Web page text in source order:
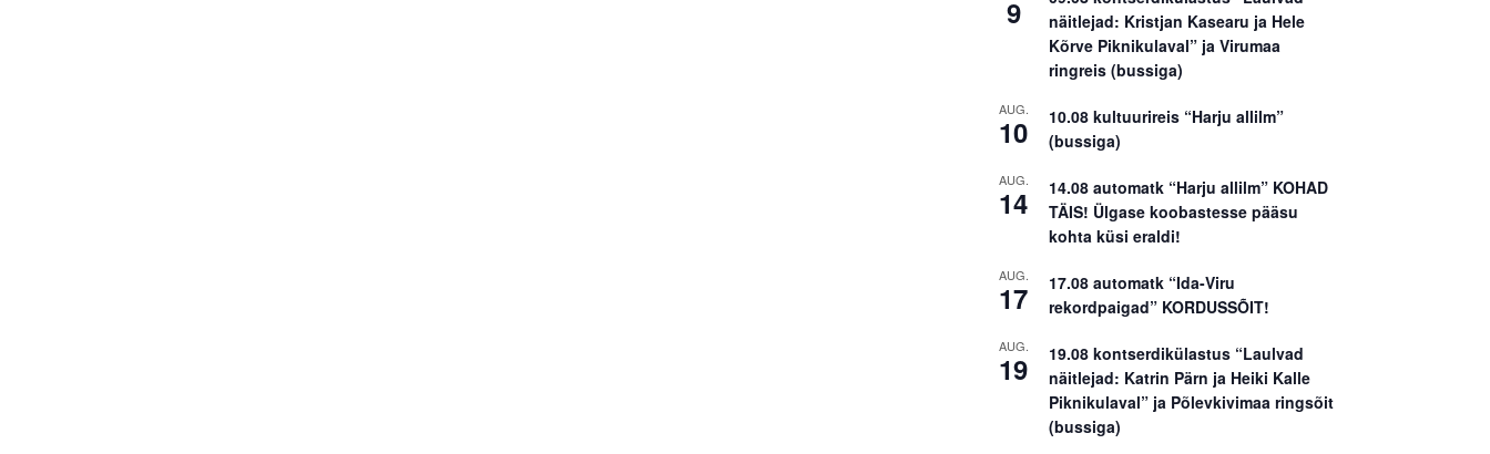
9
näitlejad: Kristjan Kasearu ja Hele
Kõrve Piknikulaval” ja Virumaa
ringreis (bussiga)
AUG.
10
10.08 kultuurireis “Harju allilm”
(bussiga)
AUG.
14
14.08 automatk “Harju allilm” KOHAD
TÄIS! Ülgase koobastesse pääsu
kohta küsi eraldi!
AUG.
17
17.08 automatk “Ida-Viru
rekordpaigad” KORDUSSÕIT!
AUG.
19
19.08 kontserdikülastus “Laulvad
näitlejad: Katrin Pärn ja Heiki Kalle
Piknikulaval” ja Põlevkivimaa ringsõit
(bussiga)